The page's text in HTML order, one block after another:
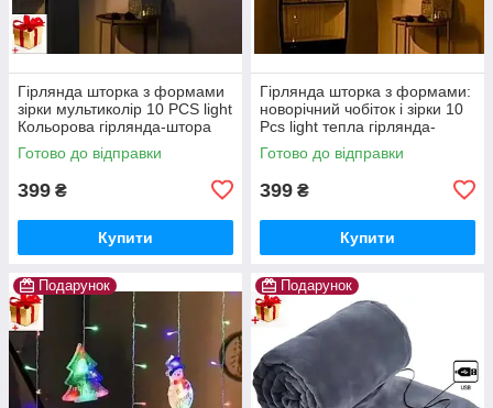
Гірлянда шторка з формами
зірки мультиколір 10 PCS light
Кольорова гірлянда-штора
Готово до відправки
399 ₴
Купити
Гірлянда шторка з формами:
новорічний чобіток і зірки 10
Pcs light тепла гірлянда-
штора
Готово до відправки
399 ₴
Купити
Подарунок Подарунок